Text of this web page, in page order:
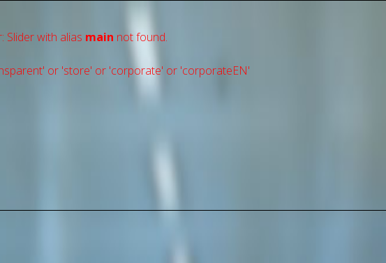
Slider with alias main not found.
or 'store' or 'сorporate' or 'corporateEN'